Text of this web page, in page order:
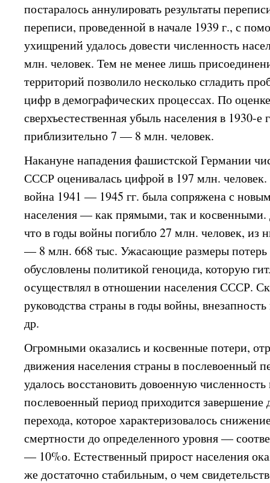
постаралось аннулировать результаты
переписи, проведенной в начале 1939 г., с
ухищрений удалось довести численность
млн. человек. Тем не менее лишь
территорий позволило несколько сгладить
цифр в демографических процессах. По
сверхъестественная убыль населения в 1930-е
приблизительно 7 — 8 млн. человек.
Накануне нападения фашистской Германии
СССР оценивалась цифрой в 197 млн. человек.
война 1941 — 1945 гг. была сопряжена с
населения — как прямыми, так и
что в годы войны погибло 27 млн. человек, из
— 8 млн. 668 тыс. Ужасающие размеры потерь
обусловлены политикой геноцида, которую
осуществлял в отношении населения СССР.
руководства страны в годы войны,
др.
Огромными оказались и косвенные потери,
движения населения страны в послевоенный
удалось восстановить довоенную
послевоенный период приходится завершение
перехода, которое характеризовалось
смертности до определенного уровня —
— 10%о. Естественный прирост населения
же достаточно стабильным, о чем